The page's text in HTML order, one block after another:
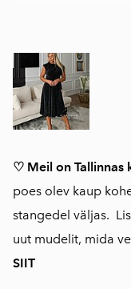
♡ Meil on Tallinnas
poes olev kaup
stangedel väljas.
uut mudelit, mida
SIIT